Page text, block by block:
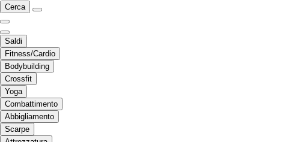
Cerca
Saldi
Fitness/Cardio
Bodybuilding
Crossfit
Yoga
Combattimento
Abbigliamento
Scarpe